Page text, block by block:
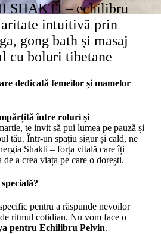
SHAKTI – echilibru
intuitivă prin
gong bath și masaj
cu boluri tibetane
dedicată femeilor și mamelor
între roluri și
te invit să pui lumea pe pauză și
tău. Într-un spațiu sigur și cald, ne
Shakti – forța vitală care îți
a crea viața pe care o dorești.
pentru a răspunde nevoilor
ritmul cotidian. Nu vom face o
pentru Echilibru Pelvin.